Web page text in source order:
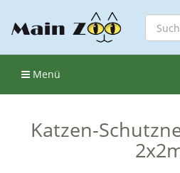
Menü
Katzen-